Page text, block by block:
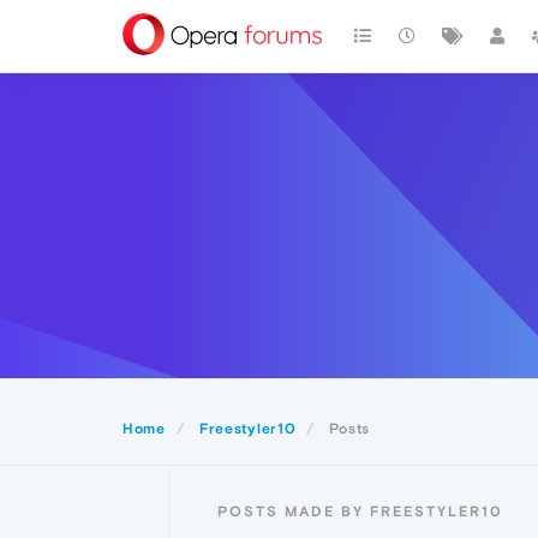
Home Freestyler10 Posts
POSTS MADE BY FREESTYLER10